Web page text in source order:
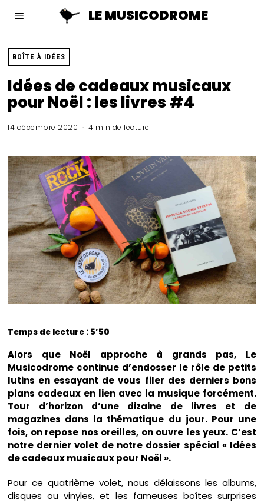
LE MUSICODROME
BOÎTE À IDÉES
Idées de cadeaux musicaux
pour Noël : les livres #4
14 décembre 2020 14 min de lecture
Temps de lecture : 5’50
Alors que Noël approche à grands pas, Le
Musicodrome continue d’endosser le rôle de petits
lutins en essayant de vous filer des derniers bons
plans cadeaux en lien avec la musique forcément.
Tour d’horizon d’une dizaine de livres et de
magazines dans la thématique du jour. Pour une
fois, on repose nos oreilles, on ouvre les yeux. C’est
notre dernier volet de notre dossier spécial « Idées
de cadeaux musicaux pour Noël ».
Pour ce quatrième volet, nous délaissons les albums,
disques ou vinyles, et les fameuses boîtes surprises